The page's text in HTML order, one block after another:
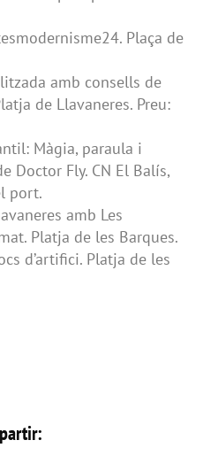
Plaça de
amb consells de
de Llavaneres. Preu:
Màgia, paraula i
Doctor Fly. CN El Balís,
port.
amb Les
Platja de les Barques.
d’artifici. Platja de les